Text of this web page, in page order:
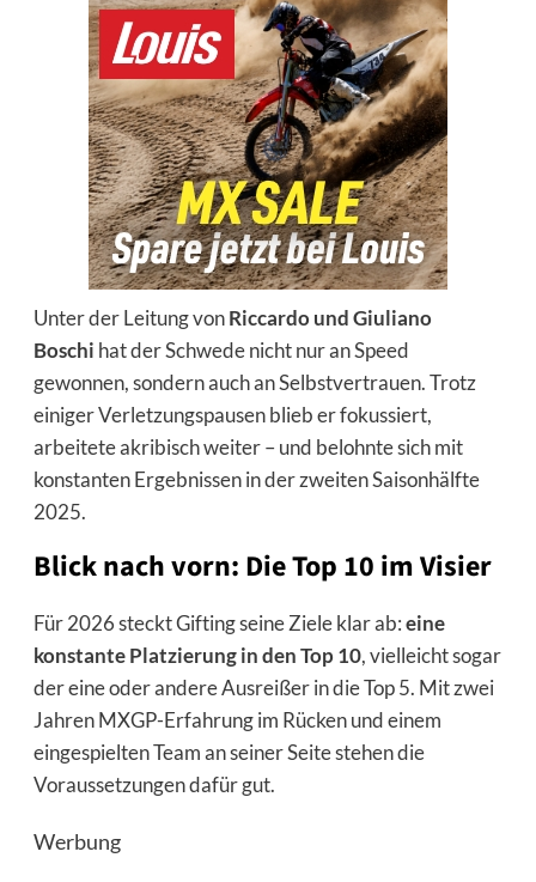
Unter der Leitung vonRiccardo und Giuliano
Boschi hat der Schwede nicht nur an Speed
gewonnen, sondern auch an Selbstvertrauen. Trotz
einiger Verletzungspausen blieb er fokussiert,
arbeitete akribisch weiter – und belohnte sich mit
konstanten Ergebnissen in der zweiten Saisonhälfte
2025.
Blick nach vorn: Die Top 10 im Visier
Für 2026 steckt Gifting seine Ziele klar ab:eine
konstante Platzierung in den Top 10, vielleicht sogar
der eine oder andere Ausreißer in die Top 5. Mit zwei
Jahren MXGP-Erfahrung im Rücken und einem
eingespielten Team an seiner Seite stehen die
Voraussetzungen dafür gut.
Werbung